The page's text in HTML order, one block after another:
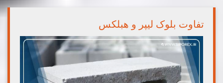
تفاوت بلوک لیپر و هبلکس